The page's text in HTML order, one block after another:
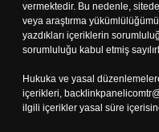
vermektedir. Bu nedenle,
veya araştırma
yazdıkları içeriklerin
sorumluluğu kabul etmiş
Hukuka ve yasal
içerikleri,
ilgili içerikler yasal süre